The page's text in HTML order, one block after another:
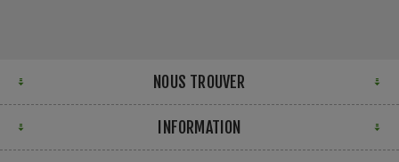
NOUS TROUVER
INFORMATION